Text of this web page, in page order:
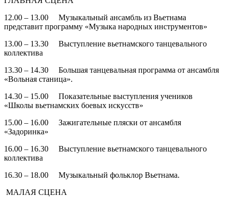
12.00 – 13.00 Музыкальный ансамбль из Вьетнама
представит программу «Музыка народных инструментов»
13.00 – 13.30 Выступление вьетнамского танцевального
коллектива
13.30 – 14.30 Большая танцевальная программа от ансамбля
«Вольная станица».
14.30 – 15.00 Показательные выступления учеников
«Школы вьетнамских боевых искусств»
15.00 – 16.00 Зажигательные пляски от ансамбля
«Задоринка»
16.00 – 16.30 Выступление вьетнамского танцевального
коллектива
16.30 – 18.00 Музыкальный фольклор Вьетнама.
МАЛАЯ СЦЕНА